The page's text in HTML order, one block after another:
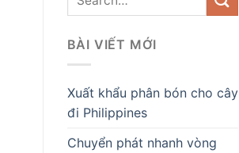
BÀI VIẾT MỚI
Xuất khẩu phân bón cho cây
đi Philippines
Chuyển phát nhanh vòng